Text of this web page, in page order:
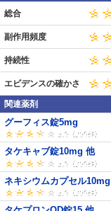
総合
副作用頻度
持続性
エビデンスの確かさ
関連薬剤
グーフィス錠5mg
タケキャブ錠10mg 他
ネキシウムカプセル